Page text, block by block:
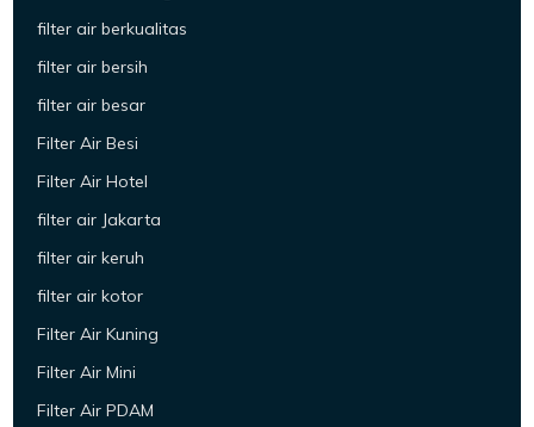
filter air berkualitas
filter air bersih
filter air besar
Filter Air Besi
Filter Air Hotel
filter air Jakarta
filter air keruh
filter air kotor
Filter Air Kuning
Filter Air Mini
Filter Air PDAM